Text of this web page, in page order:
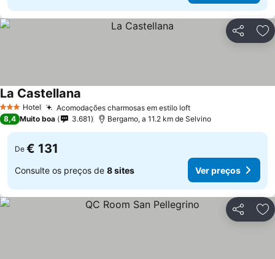
Partilhar
3 EstrelasHotel Acomodações charmosas em estilo loft
La Castellana
8,4 Muito boa 3.681 Bergamo, a 11.2 km de Selvino
De € 131
Consulte os preços de 8 sites Ver preços
Partilhar